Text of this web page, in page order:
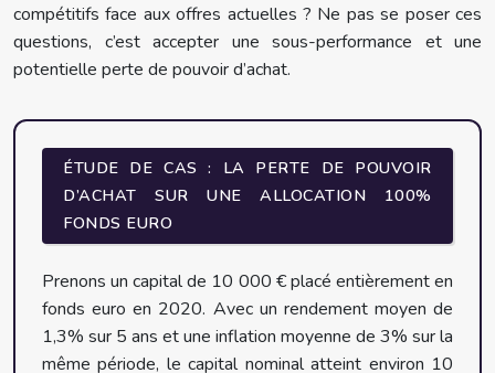
compétitifs face aux offres actuelles ? Ne pas se poser ces
questions, c’est accepter une sous-performance et une
potentielle perte de pouvoir d’achat.
ÉTUDE DE CAS : LA PERTE DE POUVOIR
D’ACHAT SUR UNE ALLOCATION 100%
FONDS EURO
Prenons un capital de 10 000 € placé entièrement en
fonds euro en 2020. Avec un rendement moyen de
1,3% sur 5 ans et une inflation moyenne de 3% sur la
même période, le capital nominal atteint environ 10